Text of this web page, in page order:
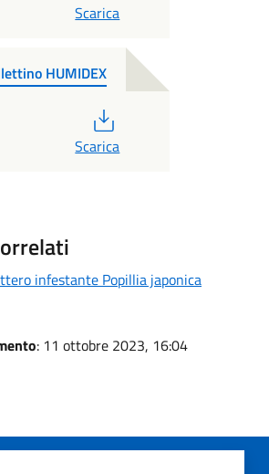
Scarica
HUMIDEX
Scarica
infestante Popillia japonica
: 11 ottobre 2023, 16:04